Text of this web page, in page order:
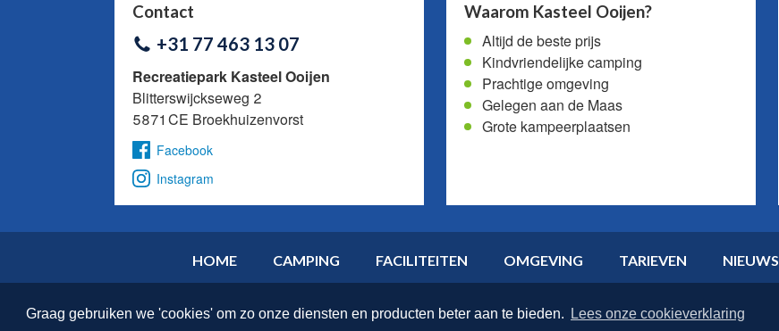
Graag gebruiken we 'cookies' om zo onze diensten en producten beter aan te bieden. Lees onze cookieverklaring
Contact
+31 77 463 13 07
Recreatiepark Kasteel Ooijen
Blitterswijckseweg 2
5871 CE Broekhuizenvorst
Facebook
Instagram
Waarom Kasteel Ooijen?
Altijd de beste prijs
Kindvriendelijke camping
Prachtige omgeving
Gelegen aan de Maas
Grote kampeerplaatsen
HOME CAMPING FACILITEITEN OMGEVING TARIEVEN NIEUWS
Website byQbixx | Webservices.